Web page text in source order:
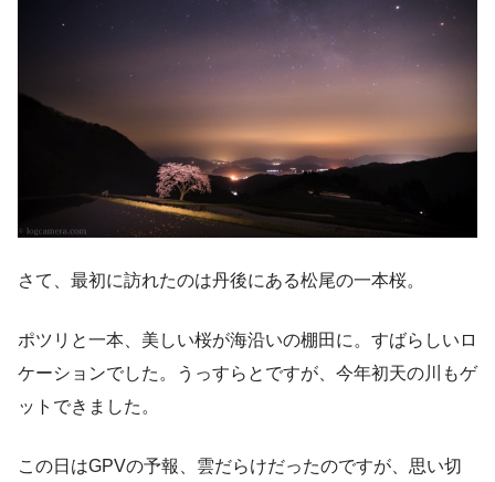
さて、最初に訪れたのは丹後にある松尾の一本桜。
ポツリと一本、美しい桜が海沿いの棚田に。すばらしいロ
ケーションでした。うっすらとですが、今年初天の川もゲ
ットできました。
この日はGPVの予報、雲だらけだったのですが、思い切